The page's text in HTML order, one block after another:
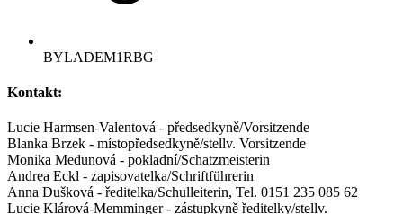
BYLADEM1RBG
Kontakt:
Lucie Harmsen-Valentová - předsedkyně/Vorsitzende
Blanka Brzek - místopředsedkyně/stellv. Vorsitzende
Monika Medunová - pokladní/Schatzmeisterin
Andrea Eckl - zapisovatelka/Schriftführerin
Anna Dušková - ředitelka/Schulleiterin, Tel. 0151 235 085 62
Lucie Klárová-Memminger - zástupkyně ředitelky/stellv.